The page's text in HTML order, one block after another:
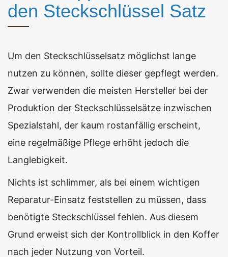
den Steckschlüssel Satz
Um den Steckschlüsselsatz möglichst lange
nutzen zu können, sollte dieser gepflegt werden.
Zwar verwenden die meisten Hersteller bei der
Produktion der Steckschlüsselsätze inzwischen
Spezialstahl, der kaum rostanfällig erscheint,
eine regelmäßige Pflege erhöht jedoch die
Langlebigkeit.
Nichts ist schlimmer, als bei einem wichtigen
Reparatur-Einsatz feststellen zu müssen, dass
benötigte Steckschlüssel fehlen. Aus diesem
Grund erweist sich der Kontrollblick in den Koffer
nach jeder Nutzung von Vorteil.